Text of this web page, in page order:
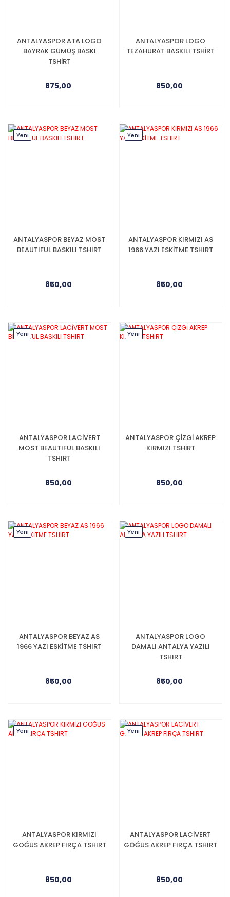
ANTALYASPOR ATA LOGO
BAYRAK GÜMÜŞ BASKI
TSHİRT
875,00
ANTALYASPOR LOGO
TEZAHÜRAT BASKILI TSHİRT
850,00
Yeni
ANTALYASPOR BEYAZ MOST
BEAUTIFUL BASKILI TSHIRT
850,00
Yeni
ANTALYASPOR KIRMIZI AS
1966 YAZI ESKİTME TSHIRT
850,00
Yeni
ANTALYASPOR LACİVERT
MOST BEAUTIFUL BASKILI
TSHIRT
850,00
Yeni
ANTALYASPOR ÇİZGİ AKREP
KIRMIZI TSHİRT
850,00
Yeni
ANTALYASPOR BEYAZ AS
1966 YAZI ESKİTME TSHIRT
850,00
Yeni
ANTALYASPOR LOGO
DAMALI ANTALYA YAZILI
TSHIRT
850,00
Yeni
ANTALYASPOR KIRMIZI
GÖĞÜS AKREP FIRÇA TSHIRT
850,00
Yeni
ANTALYASPOR LACİVERT
GÖĞÜS AKREP FIRÇA TSHIRT
850,00